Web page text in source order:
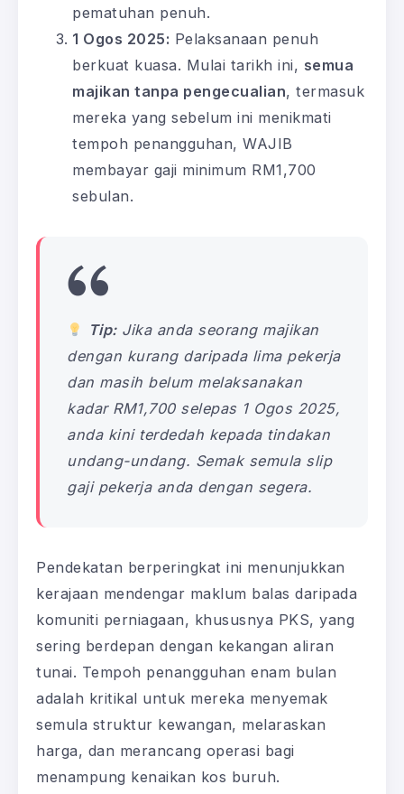
pematuhan penuh.
1 Ogos 2025: Pelaksanaan penuh
berkuat kuasa. Mulai tarikh ini, semua
majikan tanpa pengecualian, termasuk
mereka yang sebelum ini menikmati
tempoh penangguhan, WAJIB
membayar gaji minimum RM1,700
sebulan.
Tip:Jika anda seorang majikan
dengan kurang daripada lima pekerja
dan masih belum melaksanakan
kadar RM1,700 selepas 1 Ogos 2025,
anda kini terdedah kepada tindakan
undang-undang. Semak semula slip
gaji pekerja anda dengan segera.
Pendekatan berperingkat ini menunjukkan
kerajaan mendengar maklum balas daripada
komuniti perniagaan, khususnya PKS, yang
sering berdepan dengan kekangan aliran
tunai. Tempoh penangguhan enam bulan
adalah kritikal untuk mereka menyemak
semula struktur kewangan, melaraskan
harga, dan merancang operasi bagi
menampung kenaikan kos buruh.